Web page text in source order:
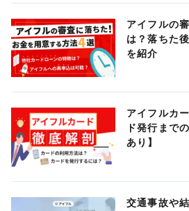
アイフルの
は？落ちた
を紹介
アイフルカ
ド発行まで
あり】
交通事故や